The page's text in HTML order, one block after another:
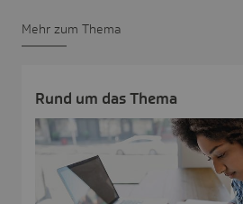
Mehr zum Thema
Rund um das Thema